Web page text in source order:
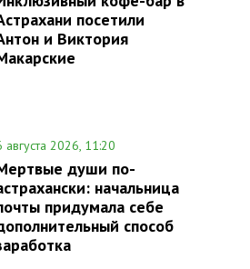
посетили
и Виктория
августа 2026, 11:20
души по-
начальница
придумала себе
способ